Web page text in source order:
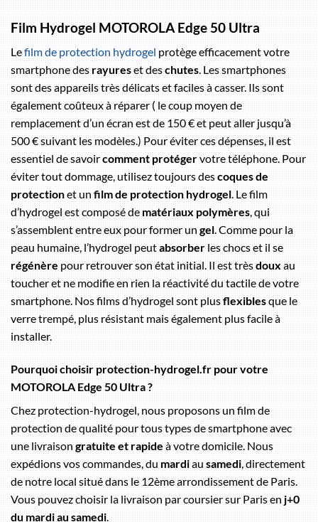
Film Hydrogel MOTOROLA Edge 50 Ultra
Lefilm de protection hydrogelprotège efficacement votre
smartphone desrayureset deschutes. Les smartphones
sont des appareils très délicats et faciles à casser. Ils sont
également coûteux à réparer ( le coup moyen de
remplacement d’un écran est de 150 € et peut aller jusqu’à
500 € suivant les modèles.) Pour éviter ces dépenses, il est
essentiel de savoircomment protégervotre téléphone. Pour
éviter tout dommage, utilisez toujours descoques de
protectionet unfilm de protection hydrogel. Le film
d’hydrogel est composé dematériaux polymères, qui
s’assemblent entre eux pour former ungel. Comme pour la
peau humaine, l’hydrogel peutabsorberles chocs et il se
régénèrepour retrouver son état initial. Il est trèsdouxau
toucher et ne modifie en rien la réactivité du tactile de votre
smartphone. Nos films d’hydrogel sont plusflexiblesque le
verre trempé, plus résistant mais également plus facile à
installer.
Pourquoi choisir protection-hydrogel.fr pour votre
MOTOROLA Edge 50 Ultra ?
Chez protection-hydrogel, nous proposons un film de
protection de qualité pour tous types de smartphone avec
une livraisongratuite et rapideà votre domicile. Nous
expédions vos commandes, dumardiausamedi, directement
de notre local situé dans le 12ème arrondissement de Paris.
Vous pouvez choisir la livraison par coursier sur Paris enj+0
du mardi au samedi.